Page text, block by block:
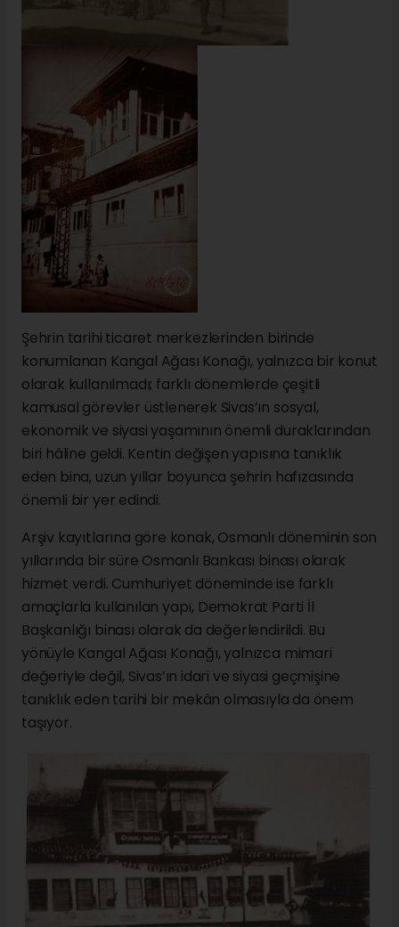
Şehrin tarihi ticaret merkezlerinden birinde
konumlanan Kangal Ağası Konağı, yalnızca bir konut
olarak kullanılmadı; farklı dönemlerde çeşitli
kamusal görevler üstlenerek Sivas’ın sosyal,
ekonomik ve siyasi yaşamının önemli duraklarından
biri hâline geldi. Kentin değişen yapısına tanıklık
eden bina, uzun yıllar boyunca şehrin hafızasında
önemli bir yer edindi.
Arşiv kayıtlarına göre konak, Osmanlı döneminin son
yıllarında bir süre Osmanlı Bankası binası olarak
hizmet verdi. Cumhuriyet döneminde ise farklı
amaçlarla kullanılan yapı, Demokrat Parti İl
Başkanlığı binası olarak da değerlendirildi. Bu
yönüyle Kangal Ağası Konağı, yalnızca mimari
değeriyle değil, Sivas’ın idari ve siyasi geçmişine
tanıklık eden tarihi bir mekân olmasıyla da önem
taşıyor.